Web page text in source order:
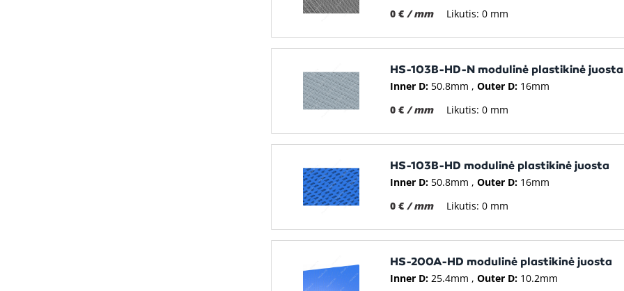
0 € / mm Likutis: 0 mm
HS-103B-HD-N modulinė plastikinė juosta
Inner D: 50.8mm Outer D: 16mm
0 € / mm Likutis: 0 mm
HS-103B-HD modulinė plastikinė juosta
Inner D: 50.8mm Outer D: 16mm
0 € / mm Likutis: 0 mm
HS-200A-HD modulinė plastikinė juosta
Inner D: 25.4mm Outer D: 10.2mm